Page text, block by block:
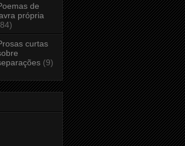
de
própria
curtas
(9)